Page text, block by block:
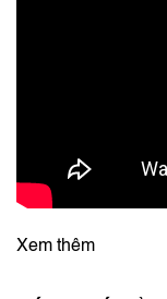
Xem thêm